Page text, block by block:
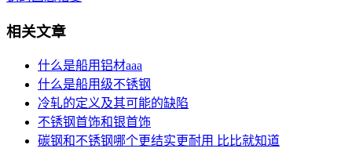
相关文章
什么是船用铝材aaa
什么是船用级不锈钢
冷轧的定义及其可能的缺陷
不锈钢首饰和银首饰
碳钢和不锈钢哪个更结实更耐用 比比就知道